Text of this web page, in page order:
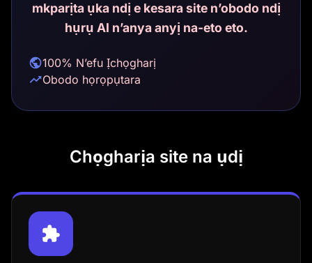
mkparịta ụka ndị e kesara site n’obodo ndị
hụrụ AI n’anya anyị na-eto eto.
100% N’efu Ịchọgharị
Obodo họrọpụtara
Chọgharịa site na ụdị